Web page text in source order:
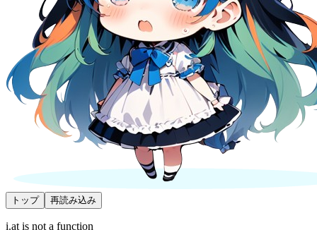
トップ 再読み込み
i.at is not a function